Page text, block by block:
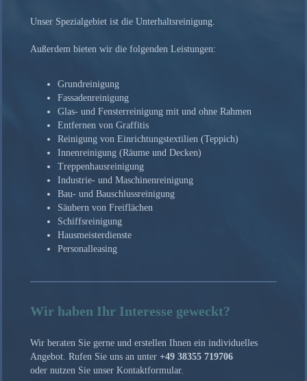
Unser Spezialgebiet ist die Unterhaltsreinigung.
Außerdem bieten wir die folgenden Leistungen:
Grundreinigung
Fassadenreinigung
Glas- und Fensterreinigung mit und ohne Rahmen
Entfernen von Graffitis
Reinigung von Einrichtungstextilien (Teppich)
Innenreinigung (Räume und Decken)
Treppenhausreinigung
Industrie- und Maschinenreinigung
Bau- und Bauschlussreinigung
Säubern von Freiflächen
Schiffsreinigung
Hausmeisterdienste
Personalleasing
Wir haben Ihr Interesse geweckt?
Wir beraten Sie gerne und erstellen Ihnen ein individuelles
Angebot. Rufen Sie uns an unter +49 38355 719706
oder nutzen Sie unser Kontaktformular.